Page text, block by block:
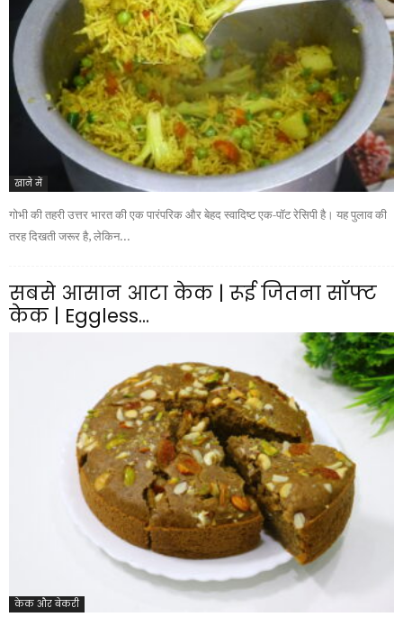
खाने में
गोभी की तहरी उत्तर भारत की एक पारंपरिक और बेहद स्वादिष्ट एक-पॉट रेसिपी है। यह पुलाव की
तरह दिखती जरूर है, लेकिन...
सबसे आसान आटा केक | रूई जितना सॉफ्ट
केक | Eggless...
केक और बेकरी